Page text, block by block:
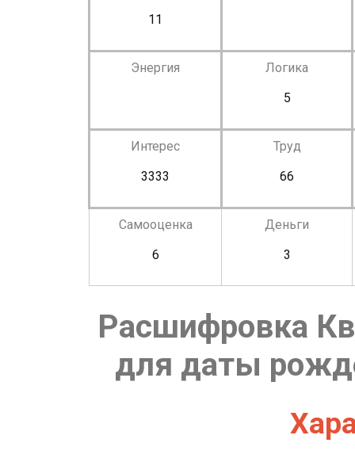
11
Энергия
Логика
5
Интерес
3333
Труд
66
Самооценка
6
Деньги
3
Расшифровка
для даты